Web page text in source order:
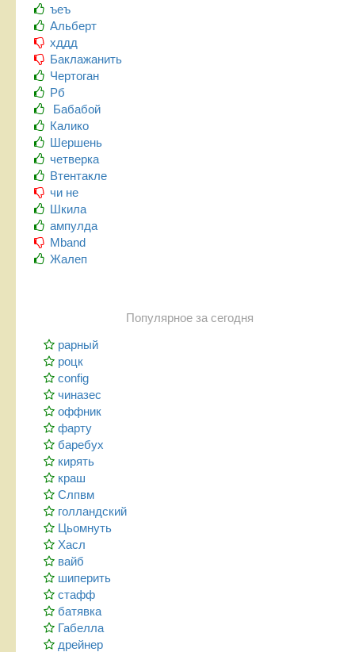
ъеъ
Альберт
хддд
Баклажанить
Чертоган
Рб
Бабабой
Калико
Шершень
четверка
Втентакле
чи не
Шкила
ампулда
Mband
Жалеп
Популярное за сегодня
рарный
роцк
config
чиназес
оффник
фарту
баребух
кирять
краш
Слпвм
голландский
Цьомнуть
Хасл
вайб
шиперить
стафф
батявка
Габелла
дрейнер